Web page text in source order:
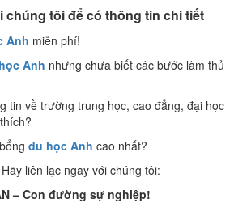
chúng tôi để có thông tin chi tiết
Anh miễn phí!
Anh nhưng chưa biết các bước làm thủ
tin về trường trung học, cao đẳng, đại học
du học Anh cao nhất?
liên lạc ngay với chúng tôi:
– Con đường sự nghiệp!